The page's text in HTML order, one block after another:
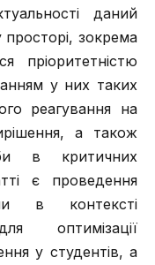
даний
зокрема
пріоритетністю
у них таких
реагування на
а також
в критичних
є проведення
в контексті
оптимізації
у студентів, а